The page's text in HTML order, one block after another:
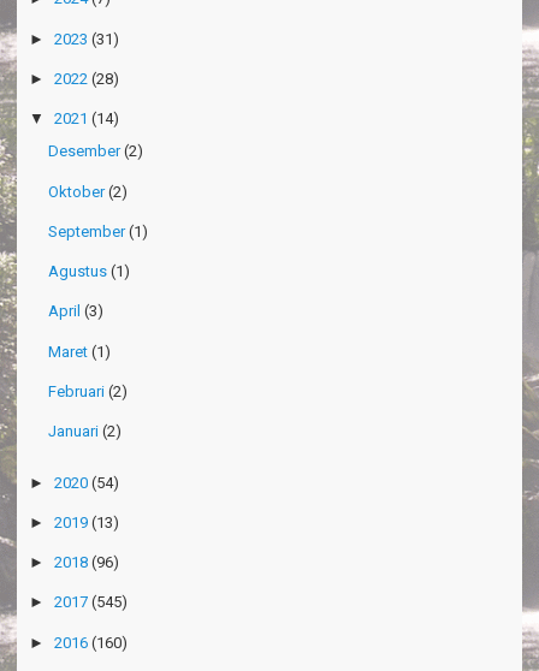
► 2023 (31)
► 2022 (28)
▼ 2021 (14)
Desember(2)
Oktober(2)
September(1)
Agustus (1)
April (3)
Maret (1)
Februari (2)
Januari (2)
► 2020 (54)
► 2019 (13)
► 2018 (96)
► 2017 (545)
► 2016 (160)